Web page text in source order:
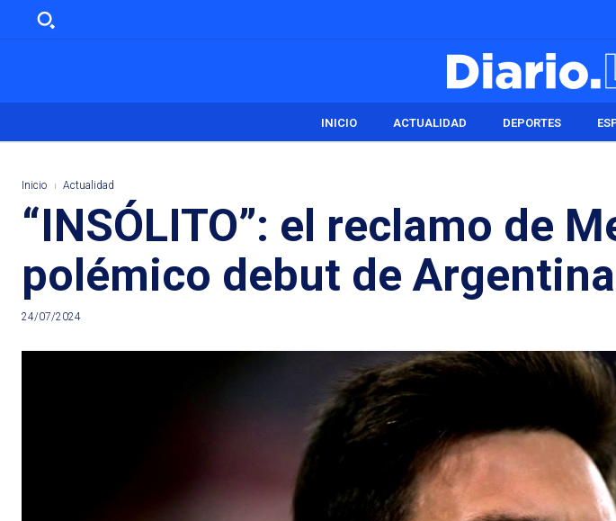
INICIO ACTUALIDAD DEPORTES
Inicio Actualidad
“INSÓLITO”: el reclamo de
polémico debut de
24/07/2024